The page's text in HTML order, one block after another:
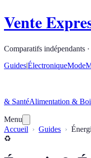
Vente
Comparatifs indépendants
Guides|ÉlectroniqueMode
& SantéAlimentation &
Menu
Accueil
Guides
♻️